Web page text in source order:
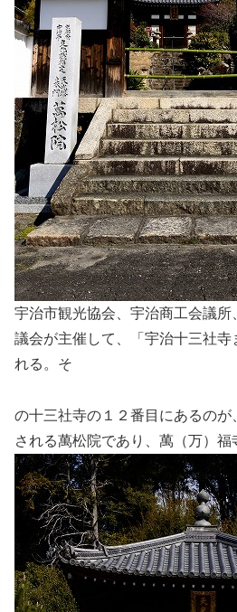
宇治市観光協会、宇治商工会議
議会が主催して、「宇治十三社
れる。そ
の十三社寺の１２番目にあるのが
される萬松院であり、萬（万）福